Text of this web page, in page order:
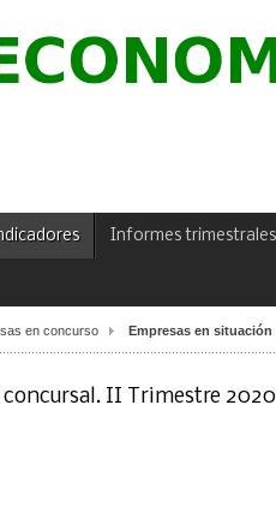
Informes trimestrales
en concurso Empresas en situación
concursal. II Trimestre 2020